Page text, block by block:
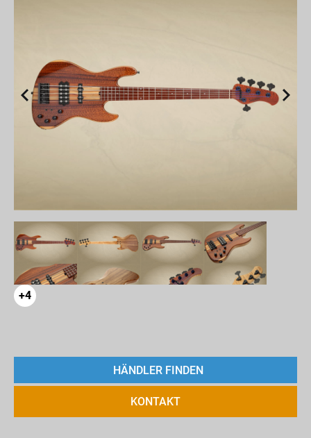
+4
HÄNDLER FINDEN
KONTAKT